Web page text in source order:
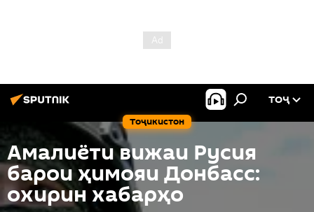
Тоҷикистон
ТОҶ
Амалиёти вижаи Русия
барои ҳимояи Донбасс:
охирин хабарҳо